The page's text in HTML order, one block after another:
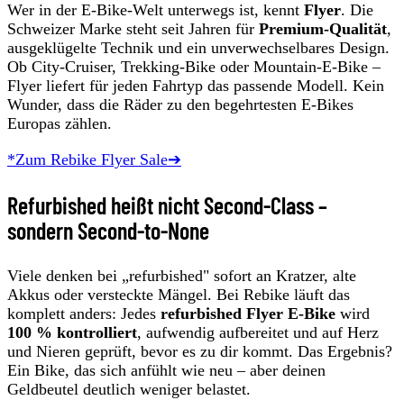
Wer in der E-Bike-Welt unterwegs ist, kennt Flyer. Die
Schweizer Marke steht seit Jahren für Premium-Qualität,
ausgeklügelte Technik und ein unverwechselbares Design.
Ob City-Cruiser, Trekking-Bike oder Mountain-E-Bike –
Flyer liefert für jeden Fahrtyp das passende Modell. Kein
Wunder, dass die Räder zu den begehrtesten E-Bikes
Europas zählen.
*Zum Rebike Flyer Sale➔
Refurbished heißt nicht Second-Class –
sondern Second-to-None
Viele denken bei „refurbished" sofort an Kratzer, alte
Akkus oder versteckte Mängel. Bei Rebike läuft das
komplett anders: Jedes refurbished Flyer E-Bike wird
100 % kontrolliert, aufwendig aufbereitet und auf Herz
und Nieren geprüft, bevor es zu dir kommt. Das Ergebnis?
Ein Bike, das sich anfühlt wie neu – aber deinen
Geldbeutel deutlich weniger belastet.